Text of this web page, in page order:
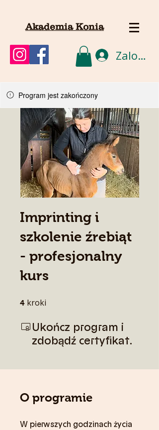
Akademia Konia
Zaloguj
Program jest zakończony
Imprinting i
szkolenie źrebiąt
- profesjonalny
kurs
4 kroki
Ukończ program i
zdobądź certyfikat.
O programie
W pierwszych godzinach życia